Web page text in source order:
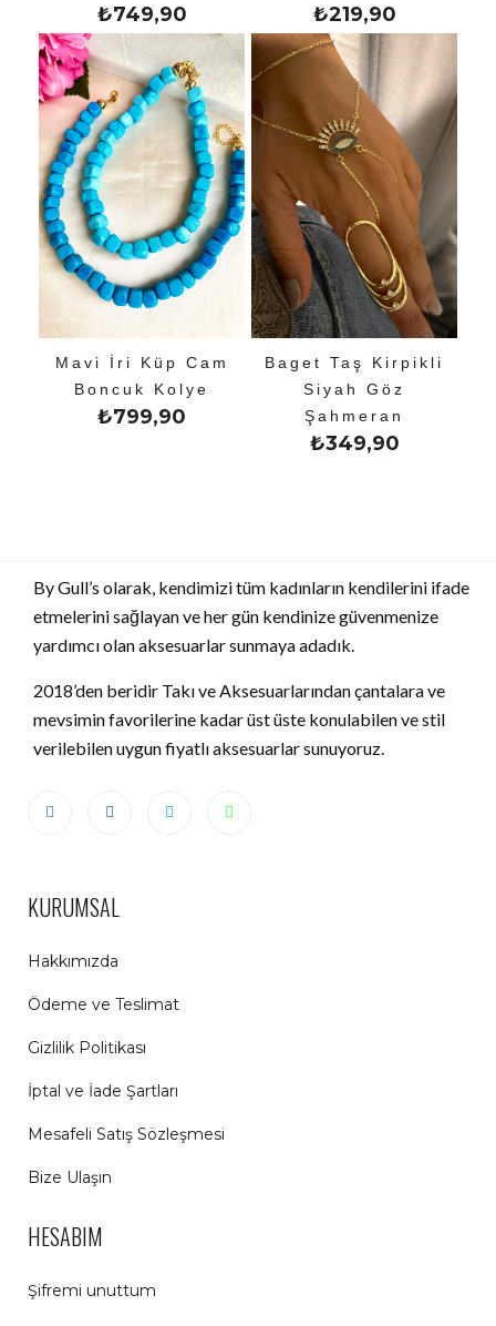
₺749,90 ₺219,90
Mavi İri Küp Cam
Boncuk Kolye
₺799,90
Baget Taş Kirpikli
Siyah Göz
Şahmeran
₺349,90
By Gull’s olarak, kendimizi tüm kadınların kendilerini ifade
etmelerini sağlayan ve her gün kendinize güvenmenize
yardımcı olan aksesuarlar sunmaya adadık.
2018’den beridir Takı ve Aksesuarlarından çantalara ve
mevsimin favorilerine kadar üst üste konulabilen ve stil
verilebilen uygun fiyatlı aksesuarlar sunuyoruz.
KURUMSAL
Hakkımızda
Ödeme ve Teslimat
Gizlilik Politikası
İptal ve İade Şartları
Mesafeli Satış Sözleşmesi
Bize Ulaşın
HESABIM
Şifremi unuttum